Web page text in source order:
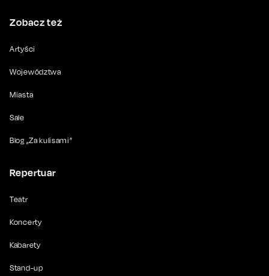
Zobacz też
Artyści
Województwa
Miasta
Sale
Blog „Za kulisami”
Repertuar
Teatr
Koncerty
Kabarety
Stand-up